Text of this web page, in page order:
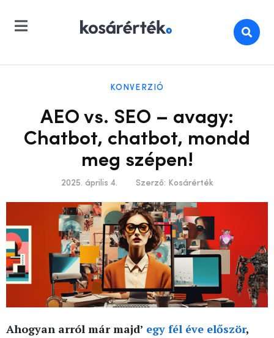
KONVERZIÓ
AEO vs. SEO – avagy:
Chatbot, chatbot, mondd
meg szépen!
2025. április 4. Szerző: Kosárérték
Ahogyan arról már majd’ egy fél éve először,